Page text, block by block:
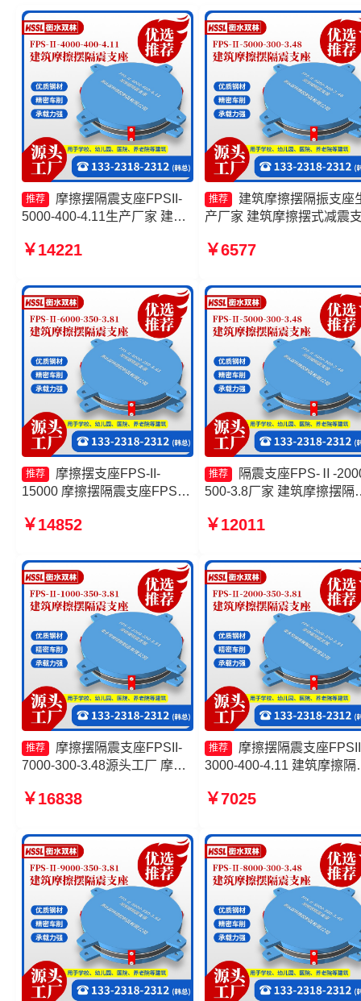
推荐
摩擦摆隔震支座FPSII-
5000-400-4.11生产厂家 建筑
擦摆隔震支座FPSII-1000-
支座
￥14221
推荐
建筑摩擦摆隔振支座
产厂家 建筑摩擦摆式减震
座厂家 建筑摩擦摆隔震支
￥6577
推荐
摩擦摆支座FPS-II-
15000 摩擦摆隔震支座FPSII-
座FPSII-2000-400-4.11生产
1000-400-4.11
￥14852
推荐
隔震支座FPS-Ⅱ-
500-3.8厂家 建筑摩擦摆隔
FPSII-3000-400-4.11源头
9000-400-4.11
￥12011
推荐
摩擦摆隔震支座FPSII-
7000-300-3.48源头工厂 摩擦
支座FPSII-7000-350-3.81源
6000-350-3.81
￥16838
推荐
摩擦摆隔震支座
3000-400-4.11 建筑摩擦隔
擦摆球型减隔震支座
￥7025